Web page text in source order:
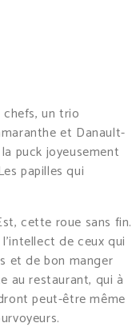
un trio
et Danault-
puck joyeusement
papilles qui
cette roue sans fin.
de ceux qui
et de bon manger
au restaurant, qui à
peut-être même